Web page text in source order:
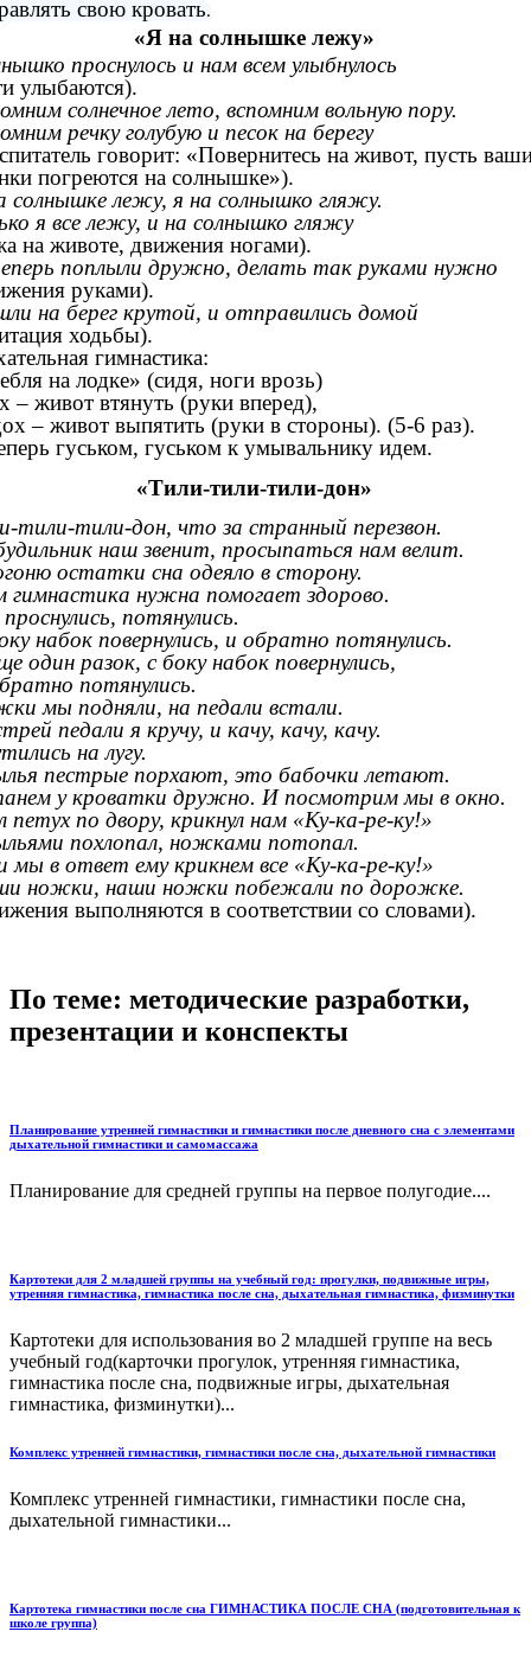
свою кровать.
«Я на солнышке лежу»
проснулось и нам всем улыбнулось
улыбаются).
солнечное лето, вспомним вольную пору.
речку голубую и песок на берегу
говорит: «Повернитесь на живот, пусть
погреются на солнышке»).
солнышке лежу, я на солнышко гляжу.
я все лежу, и на солнышко гляжу
на животе, движения ногами).
поплыли дружно, делать так руками нужно
руками).
на берег крутой, и отправились домой
ходьбы).
гимнастика:
на лодке» (сидя, ноги врозь)
– живот втянуть (руки вперед),
– живот выпятить (руки в стороны). (5-6 раз).
гуськом, гуськом к умывальнику идем.
«Тили-тили-тили-дон»
тили-тили-дон, что за странный перезвон.
наш звенит, просыпаться нам велит.
остатки сна одеяло в сторону.
гимнастика нужна помогает здорово.
потянулись.
набок повернулись, и обратно потянулись.
один разок, с боку набок повернулись,
потянулись.
мы подняли, на педали встали.
педали я кручу, и качу, качу, качу.
на лугу.
пестрые порхают, это бабочки летают.
у кроватки дружно. И посмотрим мы в окно.
по двору, крикнул нам «Ку-ка-ре-ку!»
похлопал, ножками потопал.
мы в ответ ему крикнем все «Ку-ка-ре-ку!»
ножки, наши ножки побежали по дорожке.
выполняются в соответствии со словами).
По теме: методические разработки,
презентации и конспекты
Планирование утренней гимнастики и гимнастики после дневного сна с элементами
дыхательной гимнастики и самомассажа
Планирование для средней группы на первое полугодие....
Картотеки для 2 младшей группы на учебный год: прогулки, подвижные игры,
утренняя гимнастика, гимнастика после сна, дыхательная гимнастика, физминутки
Картотеки для использования во 2 младшей группе на весь
учебный год(карточки прогулок, утренняя гимнастика,
гимнастика после сна, подвижные игры, дыхательная
гимнастика, физминутки)...
Комплекс утренней гимнастики, гимнастики после сна, дыхательной гимнастики
Комплекс утренней гимнастики, гимнастики после сна,
дыхательной гимнастики...
Картотека гимнастики после сна ГИМНАСТИКА ПОСЛЕ СНА (подготовительная к
школе группа)